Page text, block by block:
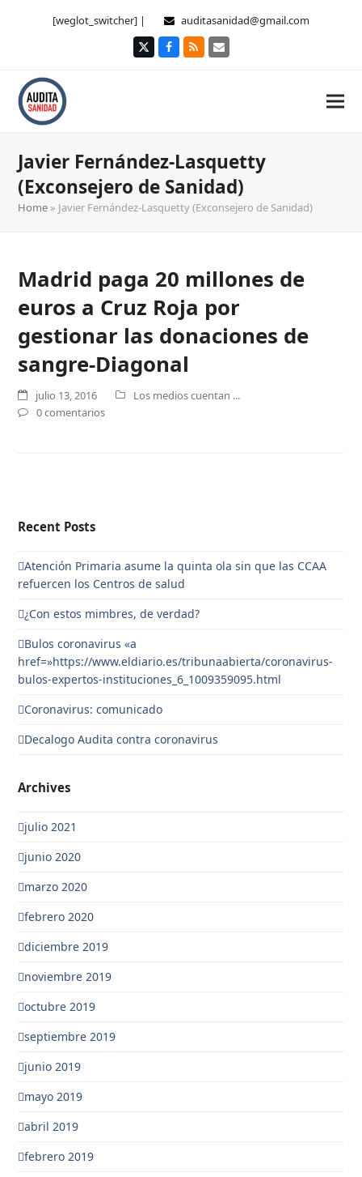
[weglot_switcher] | auditasanidad@gmail.com
TwitterFacebook
RSS Correo
Javier Fernández-Lasquetty
(Exconsejero de Sanidad)
Home » Javier Fernández-Lasquetty (Exconsejero de Sanidad)
Madrid paga 20 millones de
euros a Cruz Roja por
gestionar las donaciones de
sangre-Diagonal
julio 13, 2016
Los medios cuentan ...
0 comentarios
Recent Posts
Atención Primaria asume la quinta ola sin que las CCAA
refuercen los Centros de salud
¿Con estos mimbres, de verdad?
Bulos coronavirus «a
href=»https://www.eldiario.es/tribunaabierta/coronavirus-
bulos-expertos-instituciones_6_1009359095.html
Coronavirus: comunicado
Decalogo Audita contra coronavirus
Archives
julio 2021
junio 2020
marzo 2020
febrero 2020
diciembre 2019
noviembre 2019
octubre 2019
septiembre 2019
junio 2019
mayo 2019
abril 2019
febrero 2019